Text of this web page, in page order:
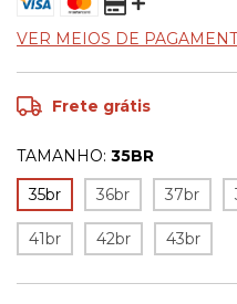
VER MEIOS DE
Frete grátis
TAMANHO: 35BR
35br
36br 37br
41br 42br 43br